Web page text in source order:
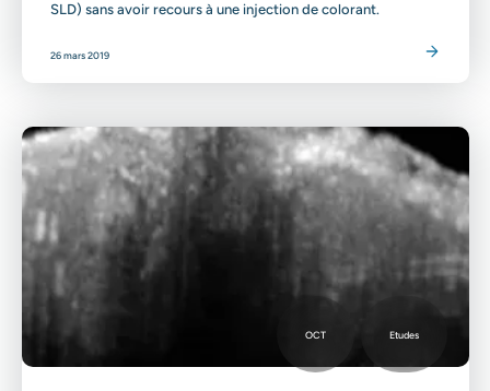
SLD) sans avoir recours à une injection de colorant.
26 mars 2019
Etudes
OCT